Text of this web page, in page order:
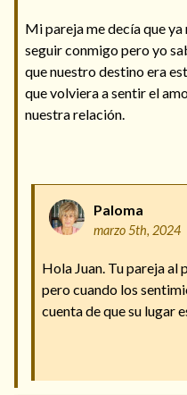
Mi pareja me decía que
seguir conmigo pero yo
que nuestro destino era
que volviera a sentir el
nuestra relación.
Paloma
marzo 5th, 2024
Hola Juan. Tu pareja
pero cuando los
cuenta de que su lugar